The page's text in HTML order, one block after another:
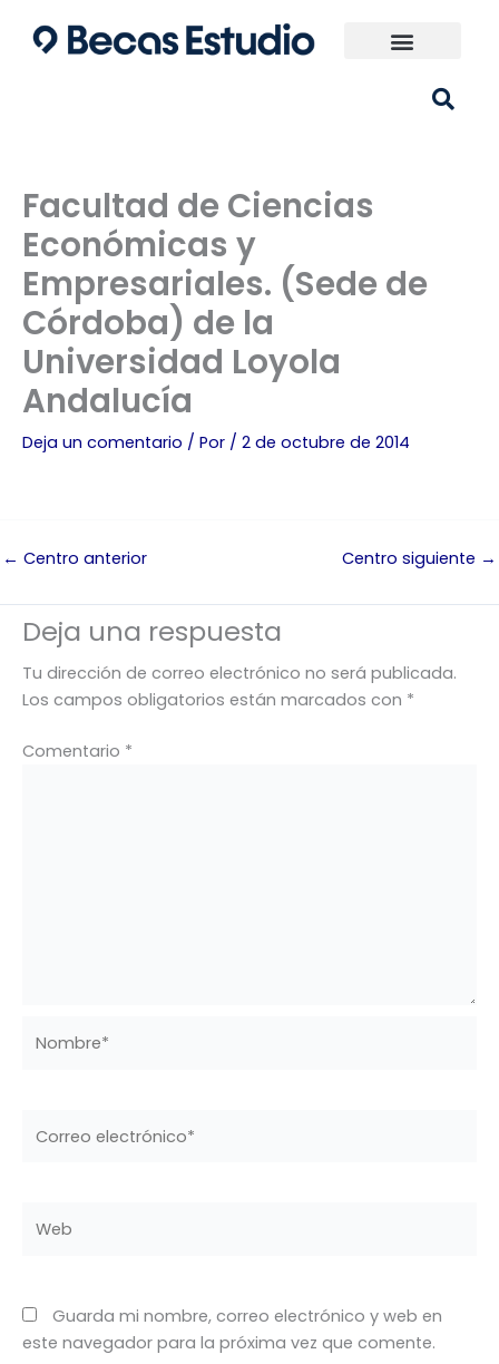
Facultad de Ciencias
Económicas y
Empresariales. (Sede de
Córdoba) de la
Universidad Loyola
Andalucía
Deja un comentario / Por / 2 de octubre de 2014
← Centro anterior Centro siguiente →
Deja una respuesta
Tu dirección de correo electrónico no será publicada.
Los campos obligatorios están marcados con *
Comentario *
electrónico*
Guarda mi nombre, correo electrónico y web en
este navegador para la próxima vez que comente.